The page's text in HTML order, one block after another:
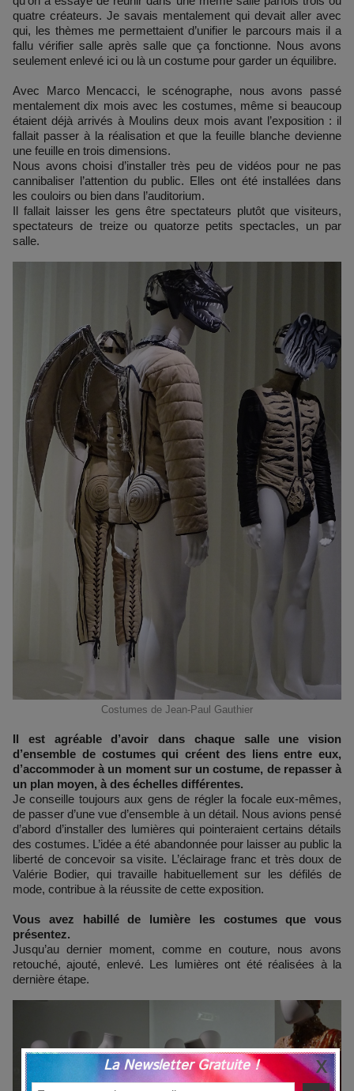
quatre créateurs. Je savais mentalement qui devait aller avec
qui, les thèmes me permettaient d’unifier le parcours mais il a
fallu vérifier salle après salle que ça fonctionne. Nous avons
seulement enlevé ici ou là un costume pour garder un équilibre.
Avec Marco Mencacci, le scénographe, nous avons passé
mentalement dix mois avec les costumes, même si beaucoup
étaient déjà arrivés à Moulins deux mois avant l’exposition : il
fallait passer à la réalisation et que la feuille blanche devienne
une feuille en trois dimensions.
Nous avons choisi d’installer très peu de vidéos pour ne pas
cannibaliser l’attention du public. Elles ont été installées dans
les couloirs ou bien dans l’auditorium.
Il fallait laisser les gens être spectateurs plutôt que visiteurs,
spectateurs de treize ou quatorze petits spectacles, un par
salle.
Costumes de Jean-Paul Gauthier
Il est agréable d’avoir dans chaque salle une vision
d’ensemble de costumes qui créent des liens entre eux,
d’accommoder à un moment sur un costume, de repasser à
un plan moyen, à des échelles différentes.
Je conseille toujours aux gens de régler la focale eux-mêmes,
de passer d’une vue d’ensemble à un détail. Nous avions pensé
d’abord d’installer des lumières qui pointeraient certains détails
des costumes. L’idée a été abandonnée pour laisser au public la
liberté de concevoir sa visite. L’éclairage franc et très doux de
Valérie Bodier, qui travaille habituellement sur les défilés de
mode, contribue à la réussite de cette exposition.
Vous avez habillé de lumière les costumes que vous
présentez.
Jusqu’au dernier moment, comme en couture, nous avons
retouché, ajouté, enlevé. Les lumières ont été réalisées à la
dernière étape.
La Newsletter Gratuite !